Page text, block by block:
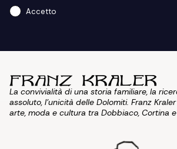
Accetto
La convivialità di una storia familiare, la
assoluto, l'unicità delle Dolomiti. Franz
arte, moda e cultura tra Dobbiaco, Cortina e